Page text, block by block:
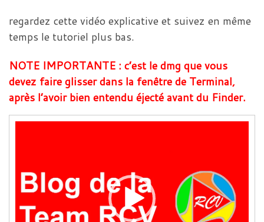
regardez cette vidéo explicative et suivez en même
temps le tutoriel plus bas.
NOTE IMPORTANTE : c’est le dmg que vous
devez faire glisser dans la fenêtre de Terminal,
après l’avoir bien entendu éjecté avant du Finder.